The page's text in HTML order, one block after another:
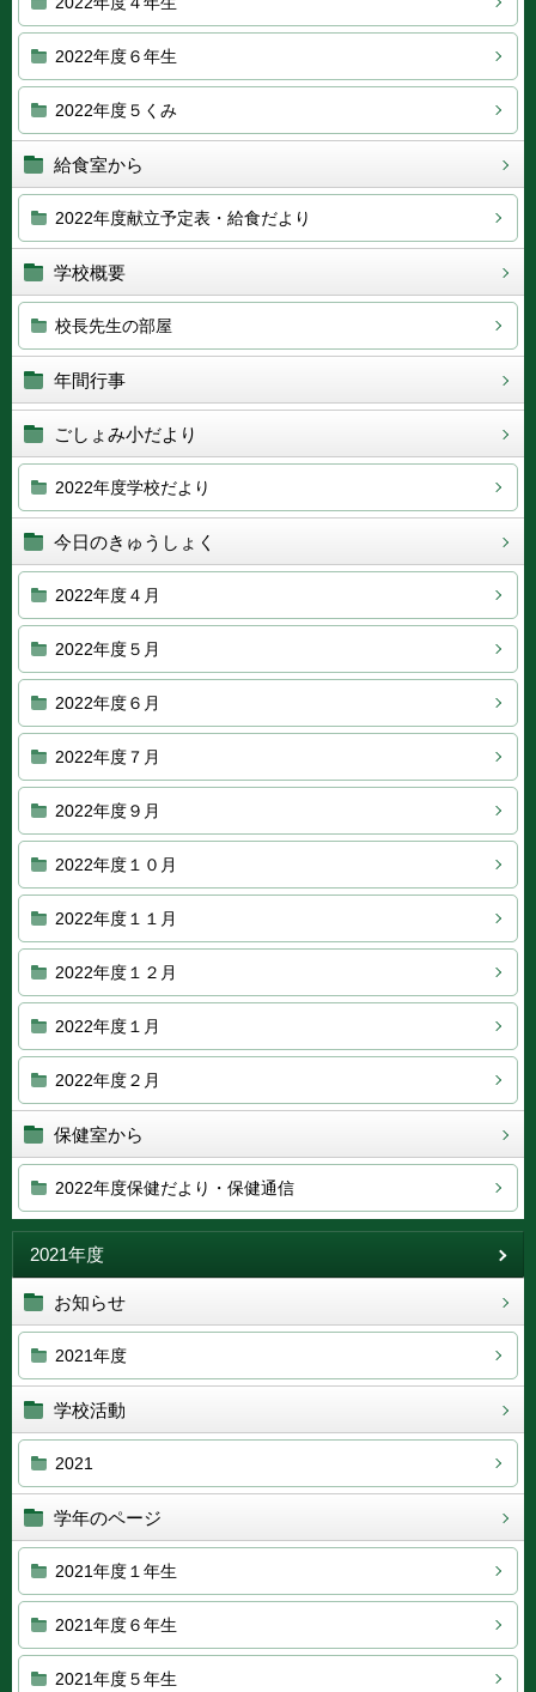
2022年度６年生
2022年度５くみ
給食室から
2022年度献立予定表・給食だより
学校概要
校長先生の部屋
年間行事
ごしょみ小だより
2022年度学校だより
今日のきゅうしょく
2022年度４月
2022年度５月
2022年度６月
2022年度７月
2022年度９月
2022年度１０月
2022年度１１月
2022年度１２月
2022年度１月
2022年度２月
保健室から
2022年度保健だより・保健通信
2021年度
お知らせ
2021年度
学校活動
2021
学年のページ
2021年度１年生
2021年度６年生
2021年度５年生